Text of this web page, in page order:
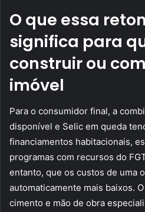
O que essa
significa para
construir ou
imóvel
Para o consumidor final, a
disponível e Selic em queda
financiamentos habitacionais,
programas com recursos do
entanto, que os custos de uma
automaticamente mais baixos.
cimento e mão de obra